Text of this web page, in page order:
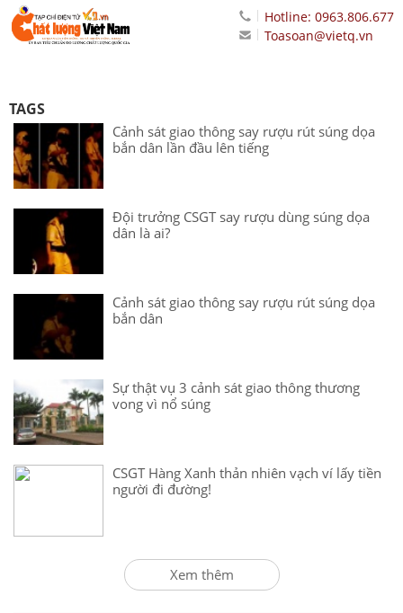
Hotline: 0963.806.677
Toasoan@vietq.vn
TAGS
Cảnh sát giao thông say rượu rút súng dọa
bắn dân lần đầu lên tiếng
Đội trưởng CSGT say rượu dùng súng dọa
dân là ai?
Cảnh sát giao thông say rượu rút súng dọa
bắn dân
Sự thật vụ 3 cảnh sát giao thông thương
vong vì nổ súng
CSGT Hàng Xanh thản nhiên vạch ví lấy tiền
người đi đường!
Xem thêm